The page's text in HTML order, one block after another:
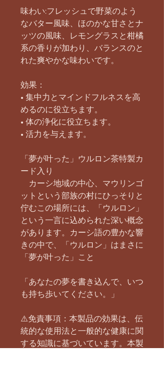
味わい:フレッシュで野菜のよう
なバター風味、ほのかな甘さとナ
ッツの風味、レモングラスと柑橘
系の香りが加わり、バランスのと
れた爽やかな味わいです。
効果：
• 集中力とマインドフルネスを高
めるのに役立ちます。
• 体の浄化に役立ちます。
• 活力を与えます。
「夢が叶った」ウルロン茶特製カ
ード入り
カーシ地域の中心、マウリンゴ
ットという部族の村にひっそりと
佇むこの場所には、「ウルロン」
という一言に込められた深い概念
があります。カーシ語の豊かな響
きの中で、「ウルロン」はまさに
「夢が叶った」こと
「あなたの夢を書き込んで、いつ
も持ち歩いてください。」
⚠️免責事項：本製品の効果は、伝
統的な使用法と一般的な健康に関
する知識に基づいています。本製